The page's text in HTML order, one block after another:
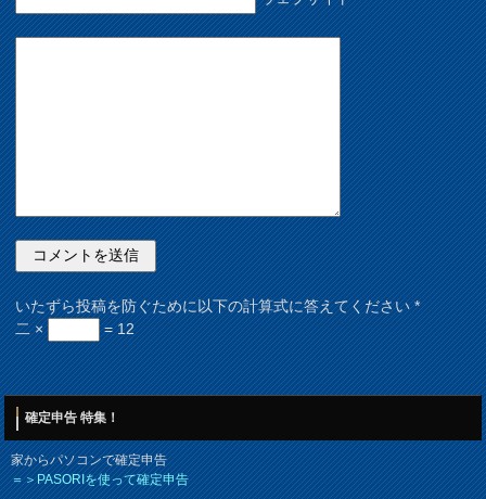
いたずら投稿を防ぐために以下の計算式に答えてください*
二 ×
= 12
確定申告 特集！
家からパソコンで確定申告
＝＞PASORIを使って確定申告